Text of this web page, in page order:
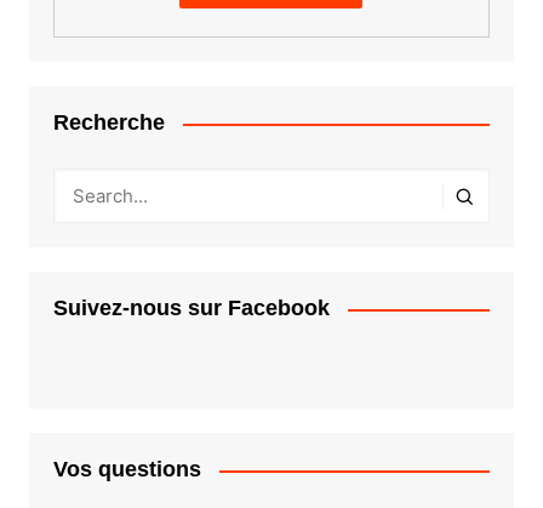
Recherche
Suivez-nous sur Facebook
Vos questions